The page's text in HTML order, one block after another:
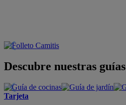
Descubre nuestras guías
Tarjeta